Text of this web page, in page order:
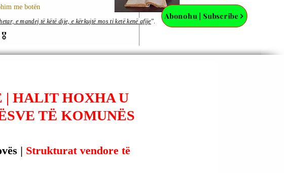
me botën
Abonohu | Subscribe
e mandej të këtë dije, e kërkujtë mos ti ketë kenë afije”.
| HALIT HOXHA U
TË KOMUNËS
| Strukturat vendore të